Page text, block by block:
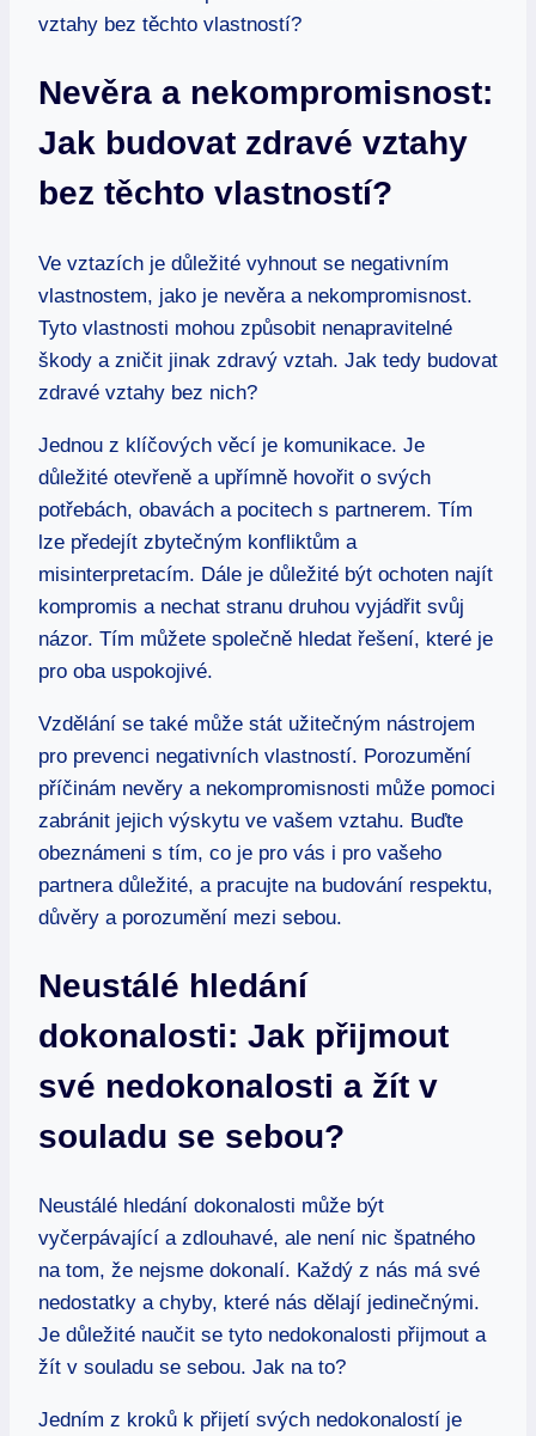
Nevěra a nekompromisnost:⁤
Jak budovat zdravé vztahy
bez těchto vlastností?
Ve vztazích je důležité vyhnout se negativním
vlastnostem, jako je nevěra a nekompromisnost.
Tyto vlastnosti mohou způsobit nenapravitelné
škody a zničit jinak zdravý vztah. Jak tedy budovat
zdravé vztahy bez nich?
Jednou z klíčových věcí je ⁤komunikace. Je
důležité⁤ otevřeně a upřímně hovořit o svých
potřebách, obavách a pocitech s partnerem. Tím
lze předejít zbytečným konfliktům a
misinterpretacím. Dále⁢ je důležité být ochoten najít
kompromis a nechat stranu druhou vyjádřit svůj
názor. Tím můžete společně hledat řešení, které je
pro oba uspokojivé.
Vzdělání se také může ‌stát užitečným nástrojem
pro prevenci negativních ⁤vlastností. Porozumění
příčinám nevěry a nekompromisnosti může pomoci
zabránit jejich výskytu ve vašem vztahu. Buďte
obeznámeni s tím, co je pro vás i pro vašeho
partnera důležité, a pracujte na budování respektu,
důvěry a porozumění mezi sebou.
Neustálé hledání
dokonalosti: ⁤Jak přijmout
své nedokonalosti a žít v
souladu se sebou?
Neustálé hledání⁢ dokonalosti může být
vyčerpávající ⁤a⁣ zdlouhavé, ale není nic špatného
na tom, že nejsme dokonalí. Každý⁢ z nás má své
nedostatky a chyby, které nás dělají jedinečnými.
Je důležité naučit ⁤se tyto nedokonalosti přijmout a
žít v souladu se sebou. Jak na to?
Jedním z kroků k přijetí svých nedokonalostí⁢ je